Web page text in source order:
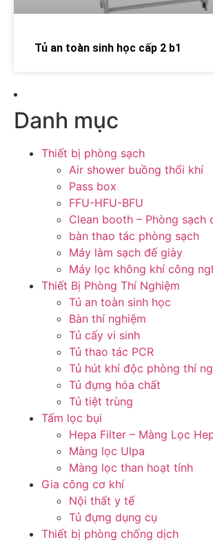
Tủ an toàn sinh học cấp 2 b1
Danh mục
Thiết bị phòng sạch
Air shower buồng thổi khí
Pass box
FFU-HFU-BFU
Clean booth – Phòng sạch
bàn thao tác phòng sạch
Máy làm sạch đế giày
Máy lọc không khí công
Thiết Bị Phòng Thí Nghiệm
Tủ an toàn sinh học
Bàn thí nghiệm
Tủ cấy vi sinh
Tủ thao tác PCR
Tủ hút khí độc phòng thí
Tủ đựng hóa chất
Tủ tiệt trùng
Tấm lọc bụi
Hepa Filter – Màng Lọc
Màng lọc Ulpa
Màng lọc than hoạt tính
Gia công cơ khí
Nội thất y tế
Tủ đựng dụng cụ
Thiết bị phòng chống dịch